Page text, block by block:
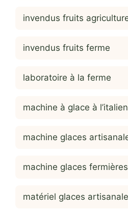
invendus fruits
invendus fruits ferme
laboratoire à la ferme
machine à glace à
machine glaces
machine glaces fermières
matériel glaces